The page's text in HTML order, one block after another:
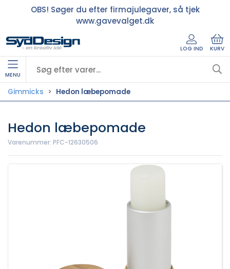
OBS! Søger du efter firmajulegaver, så tjek
www.gavevalget.dk
LOG IND KURV
MENU
Gimmicks Hedon læbepomade
Hedon læbepomade
Varenummer: PFC-12630506